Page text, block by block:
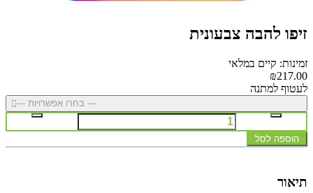
זיפו להבה צבעונית
זמינות: קיים במלאי
₪217.00
לעטוף למתנה
--- בחרו אפשרויות ---
הוספה לסל
תיאור